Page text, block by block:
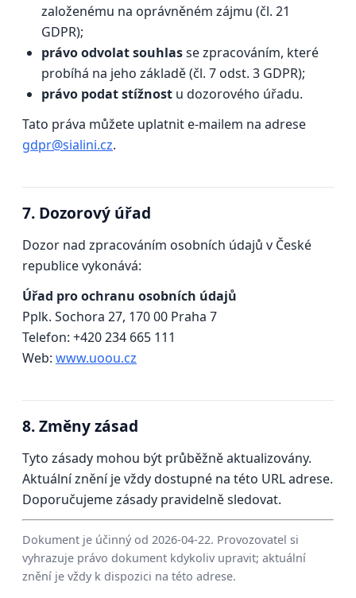
založenému na oprávněném zájmu (čl. 21
GDPR);
právo odvolat souhlasse zpracováním, které
probíhá na jeho základě (čl. 7 odst. 3 GDPR);
právo podat stížnost u dozorového úřadu.
Tato práva můžete uplatnit e-mailem na adrese
gdpr@sialini.cz.
7. Dozorový úřad
Dozor nad zpracováním osobních údajů v České
republice vykonává:
Úřad pro ochranu osobních údajů
Pplk. Sochora 27, 170 00 Praha 7
Telefon: +420 234 665 111
Web: www.uoou.cz
8. Změny zásad
Tyto zásady mohou být průběžně aktualizovány.
Aktuální znění je vždy dostupné na této URL adrese.
Doporučujeme zásady pravidelně sledovat.
Dokument je účinný od 2026-04-22. Provozovatel si
vyhrazuje právo dokument kdykoliv upravit; aktuální
znění je vždy k dispozici na této adrese.